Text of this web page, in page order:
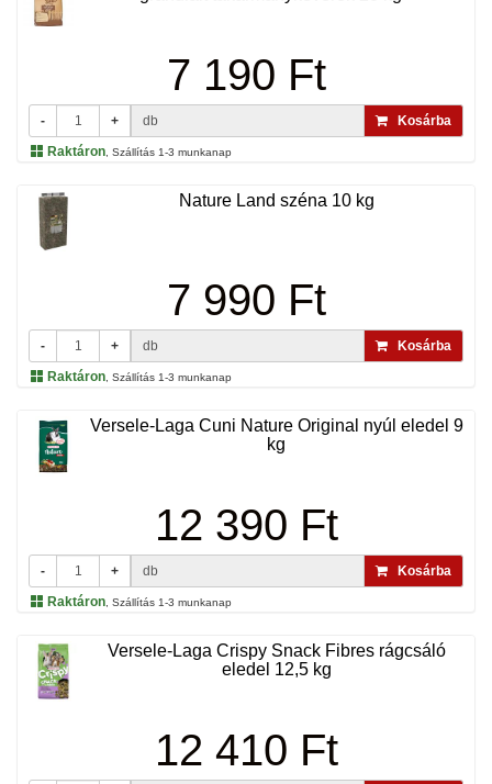
7 190 Ft
- + db
Kosárba
Raktáron , Szállítás 1-3 munkanap
Nature Land széna 10 kg
7 990 Ft
- + db
Kosárba
Raktáron , Szállítás 1-3 munkanap
Versele-Laga Cuni Nature Original nyúl eledel 9
kg
12 390 Ft
- + db
Kosárba
Raktáron , Szállítás 1-3 munkanap
Versele-Laga Crispy Snack Fibres rágcsáló
eledel 12,5 kg
12 410 Ft